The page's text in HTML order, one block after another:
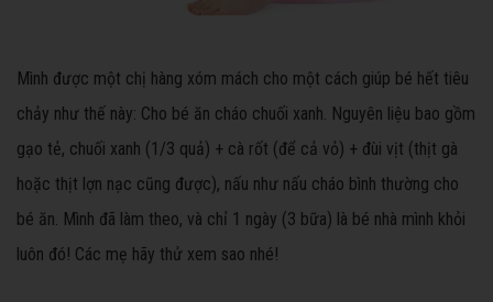
Mình được một chị hàng xóm mách cho một cách giúp bé hết tiêu
chảy như thế này: Cho bé ăn cháo chuối xanh. Nguyên liệu bao gồm
gạo tẻ, chuối xanh (1/3 quả) + cà rốt (để cả vỏ) + đùi vịt (thịt gà
hoặc thịt lợn nạc cũng được), nấu như nấu cháo bình thường cho
bé ăn. Mình đã làm theo, và chỉ 1 ngày (3 bữa) là bé nhà mình khỏi
luôn đó! Các mẹ hãy thử xem sao nhé!